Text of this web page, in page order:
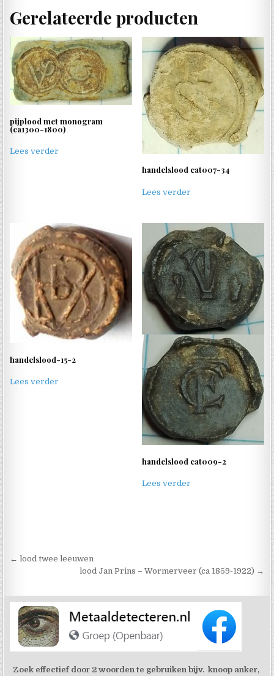
Gerelateerde producten
pijplood met monogram
(ca1300-1800)
Lees verder
handelslood cat007-34
Lees verder
handelslood-15-2
Lees verder
handelslood cat009-2
Lees verder
Berichtnavigatie
← lood twee leeuwen
lood Jan Prins – Wormerveer (ca 1859-1922) →
Zoek effectief door 2 woorden te gebruiken bijv. knoop anker,